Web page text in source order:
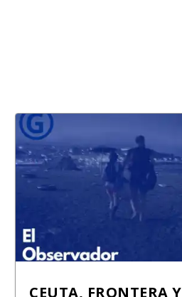
CEUTA, FRONTERA Y